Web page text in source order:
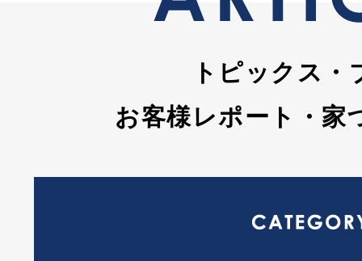
トピックス・
お客様レポート・家